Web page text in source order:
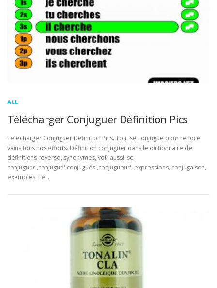
ALL
Télécharger Conjuguer Définition Pics
Télécharger Conjuguer Définition Pics. Tout se conjugue pour rendre
vains tous nos efforts. Définition conjuguer dans le dictionnaire de
définitions reverso, synonymes, voir aussi 'se
conjuguer',conjugué',conjugués',conjugueur', expressions, conjugaison,
exemples. Le …